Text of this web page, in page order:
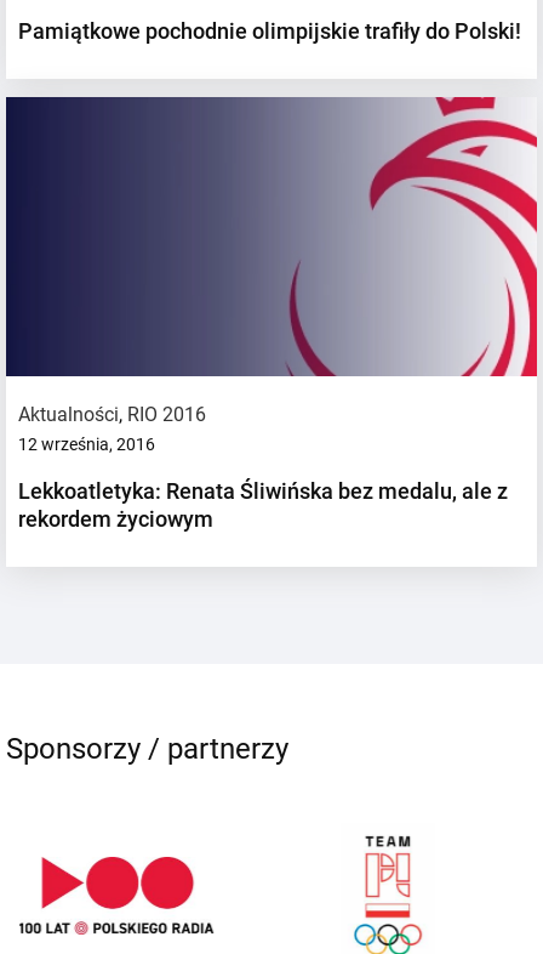
Pamiątkowe pochodnie olimpijskie trafiły do Polski!
Aktualności, RIO 2016
12 września, 2016
Lekkoatletyka: Renata Śliwińska bez medalu, ale z
rekordem życiowym
Sponsorzy / partnerzy